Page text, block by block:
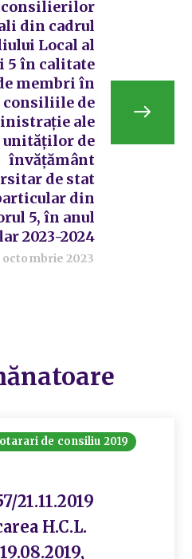
consilierilor
din cadrul
Local al
5 în calitate
membri în
consiliile de
ale
unităților de
învățământ
de stat
din
5, în anul
2023-2024
octombrie 2023
de consiliu 2019
21.11.2019
H.C.L.